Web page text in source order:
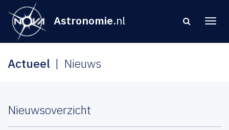
Astronomie.nl
Actueel Nieuws
Nieuwsoverzicht